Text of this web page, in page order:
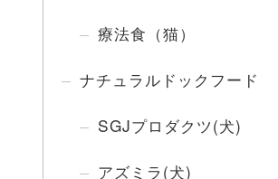
療法食（猫）
ナチュラルドックフード
SGJプロダクツ(犬)
アズミラ(犬)